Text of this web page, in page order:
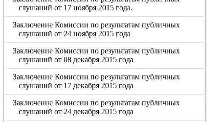
слушаний от 17 ноября 2015 года.
Заключение Комиссии по результатам публичных
слушаний от 24 ноября 2015 года
Заключение Комиссии по результатам публичных
слушаний от 08 декабря 2015 года
Заключение Комиссии по результатам публичных
слушаний от 17 декабря 2015 года
Заключение Комиссии по результатам публичных
слушаний от 24 декабря 2015 года